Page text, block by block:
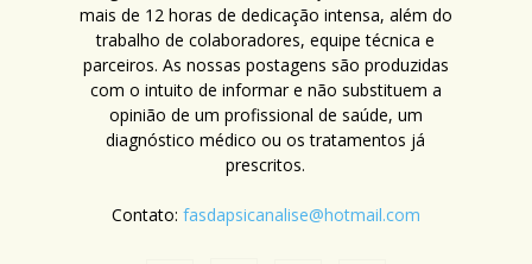
mais de 12 horas de dedicação intensa, além do
trabalho de colaboradores, equipe técnica e
parceiros. As nossas postagens são produzidas
com o intuito de informar e não substituem a
opinião de um profissional de saúde, um
diagnóstico médico ou os tratamentos já
prescritos.
Contato: fasdapsicanalise@hotmail.com